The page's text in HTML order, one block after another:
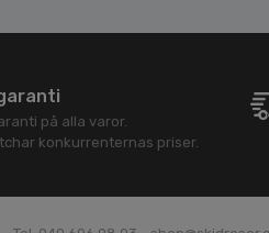
på alla varor.
konkurrenternas priser.